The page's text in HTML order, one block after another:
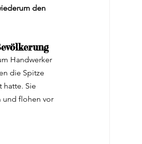
den
Handwerker
die Spitze
hatte. Sie
und flohen vor